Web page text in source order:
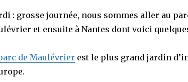
: grosse journée, nous sommes aller au
et ensuite à Nantes dont voici
de Maulévrier est le plus grand jardin